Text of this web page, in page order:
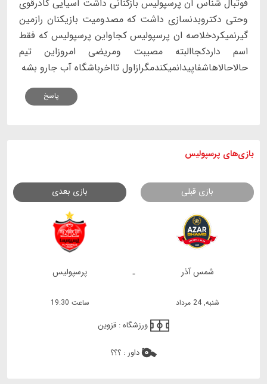
فوتبال شناس آن پرسپولیس بازکنانی داشت آسیایی کادرقوی
وحتی دکتروبدنسازی داشت که مصدومیت بازیکنان رازمین
گیرنمیکردخلاصه ان پرسپولیس کجاواین پرسپولیس که فقط
اسم داردکجاالبته مصیبت ومریضی امروزاین تیم
حالاحالاهاشفاپیدانمیکندمگرازاول تااخرباشگاه آب جارو بشه
پاسخ
بازی های پرسپولیس
بازی قبلی بازی بعدی
- شمس آذر پرسپولیس
شنبه, 24 مرداد ساعت 19:30
ورزشگاه : قزوین
داور : ؟؟؟